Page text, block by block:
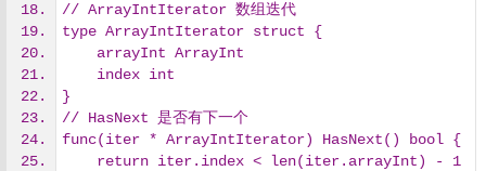
// ArrayIntIterator 数组迭代
type ArrayIntIterator struct {
    arrayInt ArrayInt
    index int
}
// HasNext 是否有下一个
func(iter * ArrayIntIterator) HasNext() bool {
    return iter.index < len(iter.arrayInt) - 1